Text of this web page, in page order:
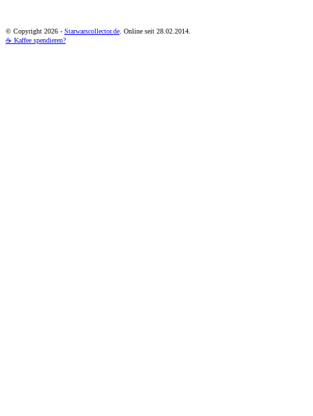
© Copyright 2026 - Starwarscollector.de . Online seit 28.02.2014.
☕ Kaffee spendieren?